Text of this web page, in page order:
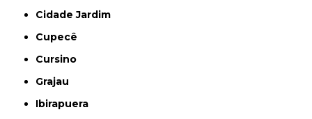
Cidade Jardim
Cupecê
Cursino
Grajau
Ibirapuera